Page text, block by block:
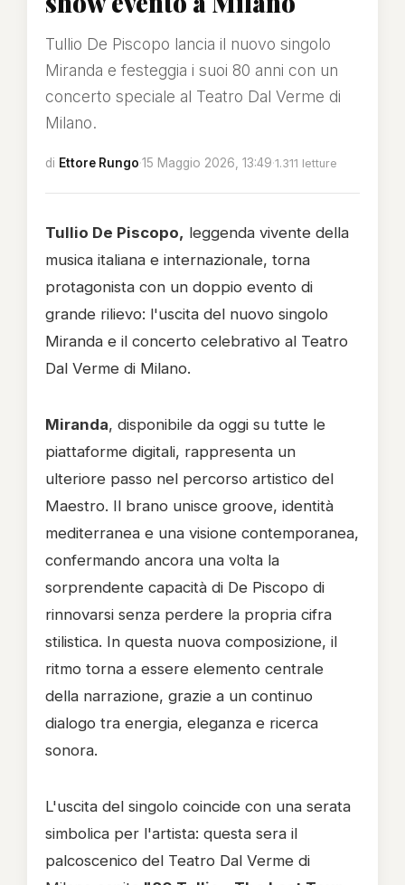
Tullio De Piscopo lancia il nuovo singolo
Miranda e festeggia i suoi 80 anni con un
concerto speciale al Teatro Dal Verme di
Milano.
di Ettore Rungo·15 Maggio 2026, 13:49·1.311 letture
Tullio De Piscopo, leggenda vivente della
musica italiana e internazionale, torna
protagonista con un doppio evento di
grande rilievo: l'uscita del nuovo singolo
Miranda e il concerto celebrativo al Teatro
Dal Verme di Milano.
Miranda, disponibile da oggi su tutte le
piattaforme digitali, rappresenta un
ulteriore passo nel percorso artistico del
Maestro. Il brano unisce groove, identità
mediterranea e una visione contemporanea,
confermando ancora una volta la
sorprendente capacità di De Piscopo di
rinnovarsi senza perdere la propria cifra
stilistica. In questa nuova composizione, il
ritmo torna a essere elemento centrale
della narrazione, grazie a un continuo
dialogo tra energia, eleganza e ricerca
sonora.
L'uscita del singolo coincide con una serata
simbolica per l'artista: questa sera il
palcoscenico del Teatro Dal Verme di